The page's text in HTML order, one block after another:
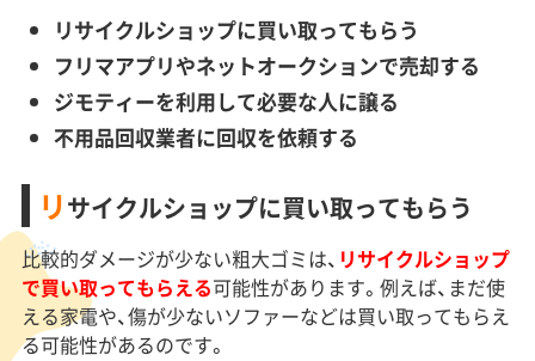
リサイクルショップに買い取ってもらう
フリマアプリやネットオークションで売却する
ジモティーを利用して必要な人に譲る
不用品回収業者に回収を依頼する
リサイクルショップに買い取ってもらう
比較的ダメージが少ない粗大ゴミは、 リサイクルショップ
で買い取ってもらえる可能性があります。例えば、まだ使
える家電や、傷が少ないソファーなどは買い取ってもらえ
る可能性があるのです。